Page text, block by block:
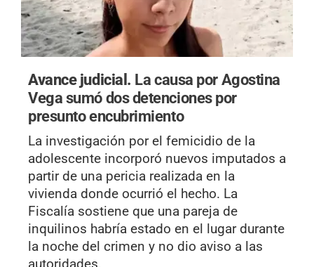
Avance judicial. La causa por Agostina
Vega sumó dos detenciones por
presunto encubrimiento
La investigación por el femicidio de la
adolescente incorporó nuevos imputados a
partir de una pericia realizada en la
vivienda donde ocurrió el hecho. La
Fiscalía sostiene que una pareja de
inquilinos habría estado en el lugar durante
la noche del crimen y no dio aviso a las
autoridades.